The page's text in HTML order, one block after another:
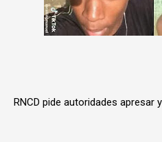
RNCD pide autoridades apresar